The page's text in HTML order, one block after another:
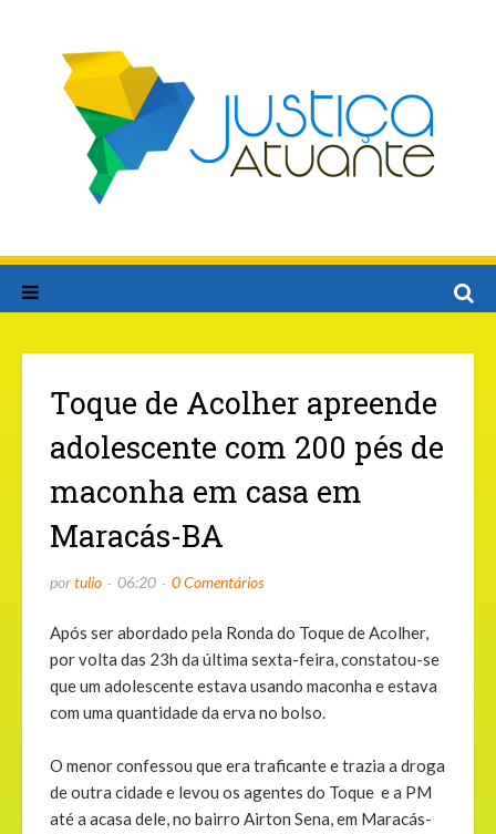
Toque de Acolher apreende
adolescente com 200 pés de
maconha em casa em
Maracás-BA
portulio 06:20 0 Comentários
Após ser abordado pela Ronda do Toque de Acolher,
por volta das 23h da última sexta-feira, constatou-se
que um adolescente estava usando maconha e estava
com uma quantidade da erva no bolso.
O menor confessou que era traficante e trazia a droga
de outra cidade e levou os agentes do Toque e a PM
até a acasa dele, no bairro Airton Sena, em Maracás-